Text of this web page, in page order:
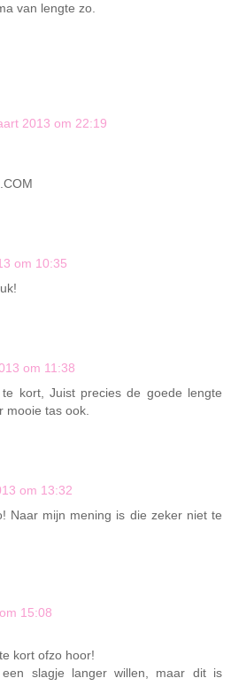
van lengte zo.
2013 om 22:19
om 10:35
om 11:38
kort, Juist precies de goede lengte
mooie tas ook.
om 13:32
Naar mijn mening is die zeker niet te
15:08
kort ofzo hoor!
slagje langer willen, maar dit is